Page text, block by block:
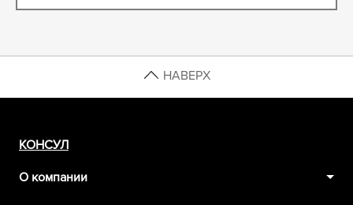
НАВЕРХ
КОНСУЛ
О компании